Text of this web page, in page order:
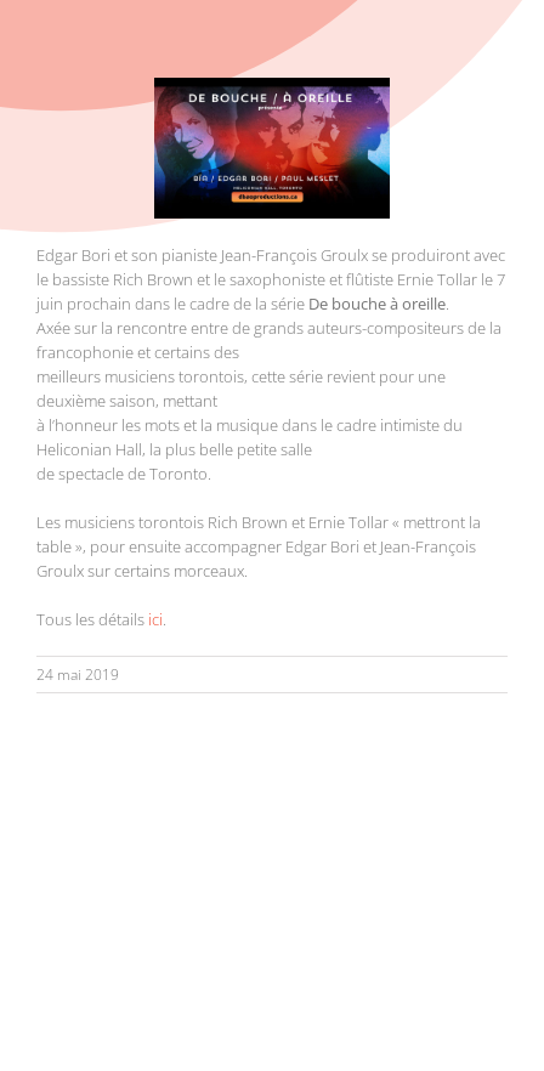
Edgar Bori et son pianiste Jean-François Groulx se produiront avec
le bassiste Rich Brown et le saxophoniste et flûtiste Ernie Tollar le 7
juin prochain dans le cadre de la série De bouche à oreille.
Axée sur la rencontre entre de grands auteurs-compositeurs de la
francophonie et certains des
meilleurs musiciens torontois, cette série revient pour une
deuxième saison, mettant
à l’honneur les mots et la musique dans le cadre intimiste du
Heliconian Hall, la plus belle petite salle
de spectacle de Toronto.
Les musiciens torontois Rich Brown et Ernie Tollar « mettront la
table », pour ensuite accompagner Edgar Bori et Jean-François
Groulx sur certains morceaux.
Tous les détails ici.
24 mai 2019